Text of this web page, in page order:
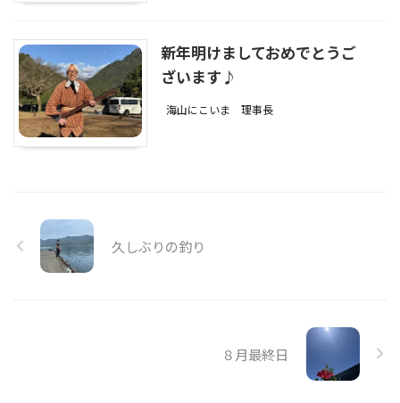
新年明けましておめでとうご
ざいます♪
海山にこいま 理事長
久しぶりの釣り
８月最終日